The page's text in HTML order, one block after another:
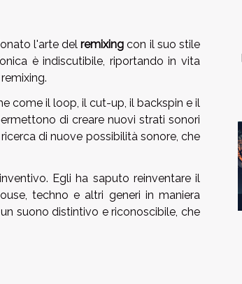
l'arte delremixing con il suo stile
è indiscutibile, riportando in vita
come il loop, il cut-up, il backspin e il
di creare nuovi strati sonori
di nuove possibilità sonore, che
Egli ha saputo reinventare il
techno e altri generi in maniera
suono distintivo e riconoscibile, che